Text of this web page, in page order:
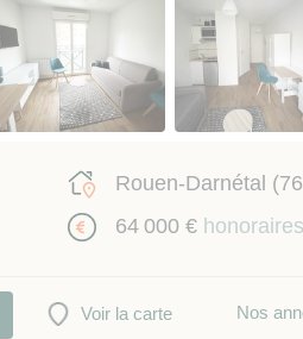
Rouen-Darnétal
64 000 €
Voir la carte Nos